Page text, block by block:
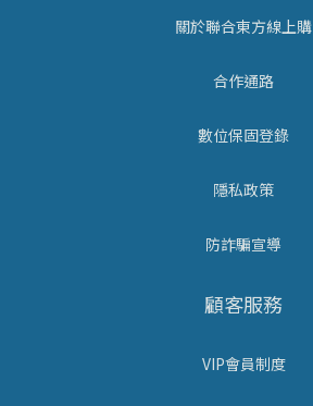
關於聯合東方線上購
合作通路
數位保固登錄
隱私政策
防詐騙宣導
顧客服務
VIP會員制度